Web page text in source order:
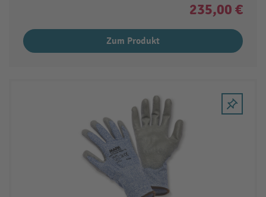
235,00 €
Zum Produkt